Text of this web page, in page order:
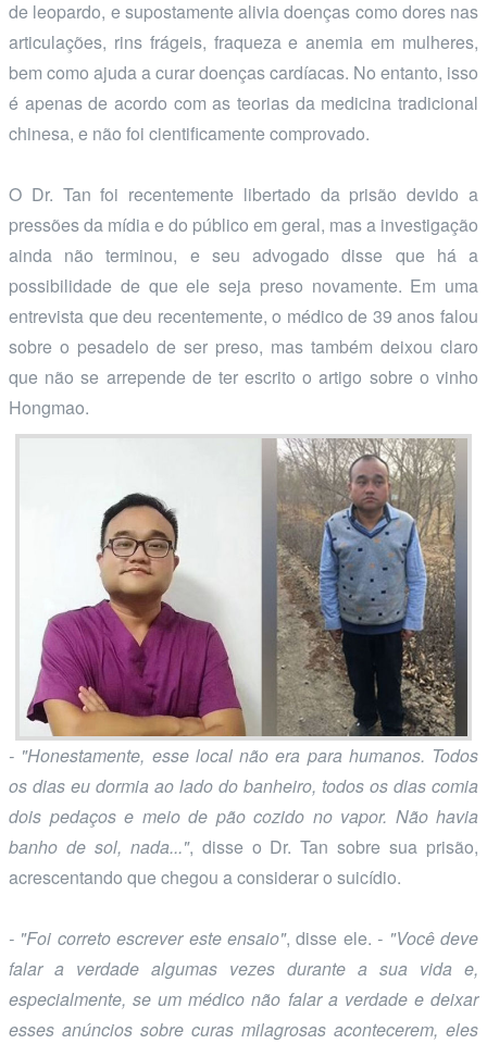
de leopardo, e supostamente alivia doenças como dores nas
articulações, rins frágeis, fraqueza e anemia em mulheres,
bem como ajuda a curar doenças cardíacas. No entanto, isso
é apenas de acordo com as teorias da medicina tradicional
chinesa, e não foi cientificamente comprovado.
O Dr. Tan foi recentemente libertado da prisão devido a
pressões da mídia e do público em geral, mas a investigação
ainda não terminou, e seu advogado disse que há a
possibilidade de que ele seja preso novamente. Em uma
entrevista que deu recentemente, o médico de 39 anos falou
sobre o pesadelo de ser preso, mas também deixou claro
que não se arrepende de ter escrito o artigo sobre o vinho
Hongmao.
- "Honestamente, esse local não era para humanos. Todos
os dias eu dormia ao lado do banheiro, todos os dias comia
dois pedaços e meio de pão cozido no vapor. Não havia
banho de sol, nada...", disse o Dr. Tan sobre sua prisão,
acrescentando que chegou a considerar o suicídio.
- "Foi correto escrever este ensaio", disse ele. - "Você deve
falar a verdade algumas vezes durante a sua vida e,
especialmente, se um médico não falar a verdade e deixar
esses anúncios sobre curas milagrosas acontecerem, eles